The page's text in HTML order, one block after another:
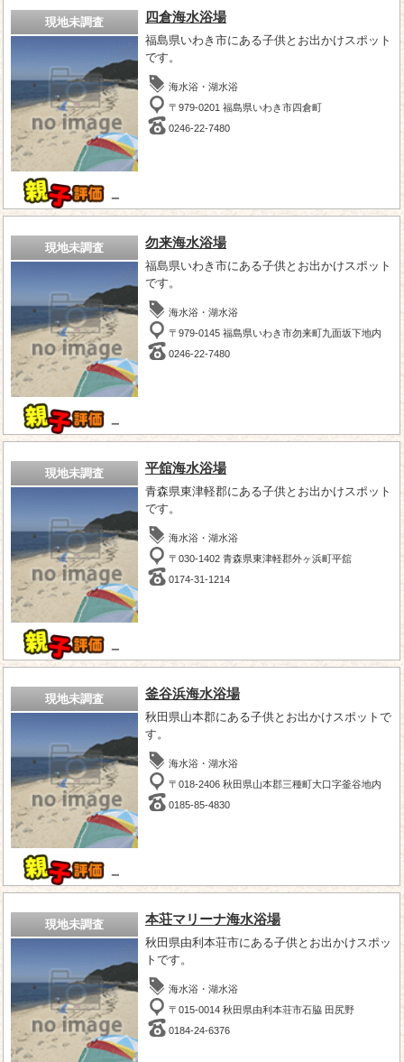
現地未調査
－
四倉海水浴場
福島県いわき市にある子供とお出かけスポット
です。
海水浴・湖水浴
〒979-0201 福島県いわき市四倉町
0246-22-7480
現地未調査
－
勿来海水浴場
福島県いわき市にある子供とお出かけスポット
です。
海水浴・湖水浴
〒979-0145 福島県いわき市勿来町九面坂下地内
0246-22-7480
現地未調査
－
平舘海水浴場
青森県東津軽郡にある子供とお出かけスポット
です。
海水浴・湖水浴
〒030-1402 青森県東津軽郡外ヶ浜町平舘
0174-31-1214
現地未調査
－
釜谷浜海水浴場
秋田県山本郡にある子供とお出かけスポットで
す。
海水浴・湖水浴
〒018-2406 秋田県山本郡三種町大口字釜谷地内
0185-85-4830
現地未調査 本荘マリーナ海水浴場
秋田県由利本荘市にある子供とお出かけスポッ
トです。
海水浴・湖水浴
〒015-0014 秋田県由利本荘市石脇 田尻野
0184-24-6376